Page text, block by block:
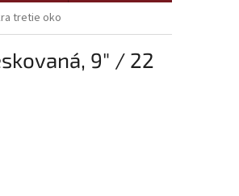
tretie oko
9" / 22